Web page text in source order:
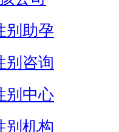
别助孕
别咨询
别中心
别机构